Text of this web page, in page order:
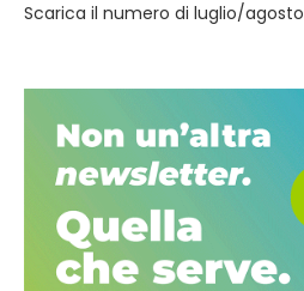
Scarica il numero di luglio/agosto